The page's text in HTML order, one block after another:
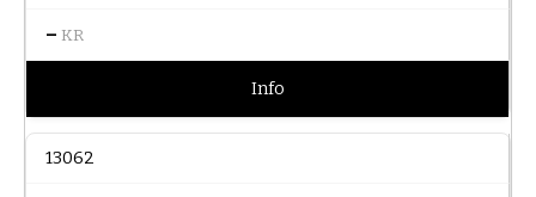
– KR
Info
13062